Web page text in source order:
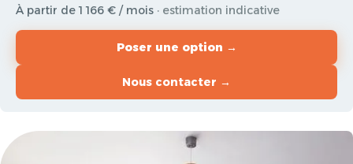
À partir de 1 166 € / mois · estimation indicative
Poser une option →
Nous contacter →